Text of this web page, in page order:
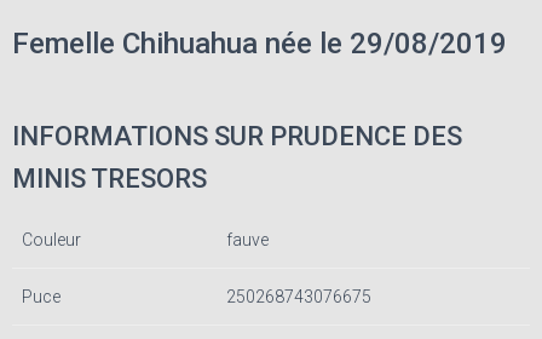
Femelle Chihuahua née le 29/08/2019
INFORMATIONS SUR PRUDENCE DES
MINIS TRESORS
Couleur fauve
Puce 250268743076675